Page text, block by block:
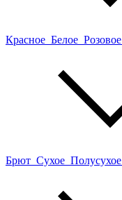
Красное Белое Розовое
Брют Сухое Полусухое